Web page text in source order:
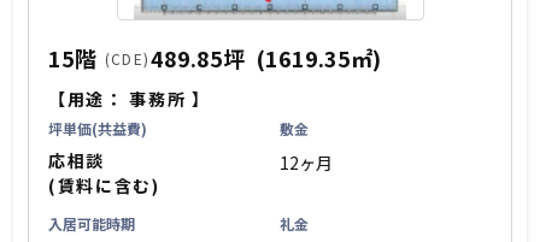
15階 (CDE)489.85坪 (1619.35㎡)
【用途：事務所 】
坪単価(共益費)
応相談
(賃料に含む)
敷金
12ヶ月
入居可能時期 礼金